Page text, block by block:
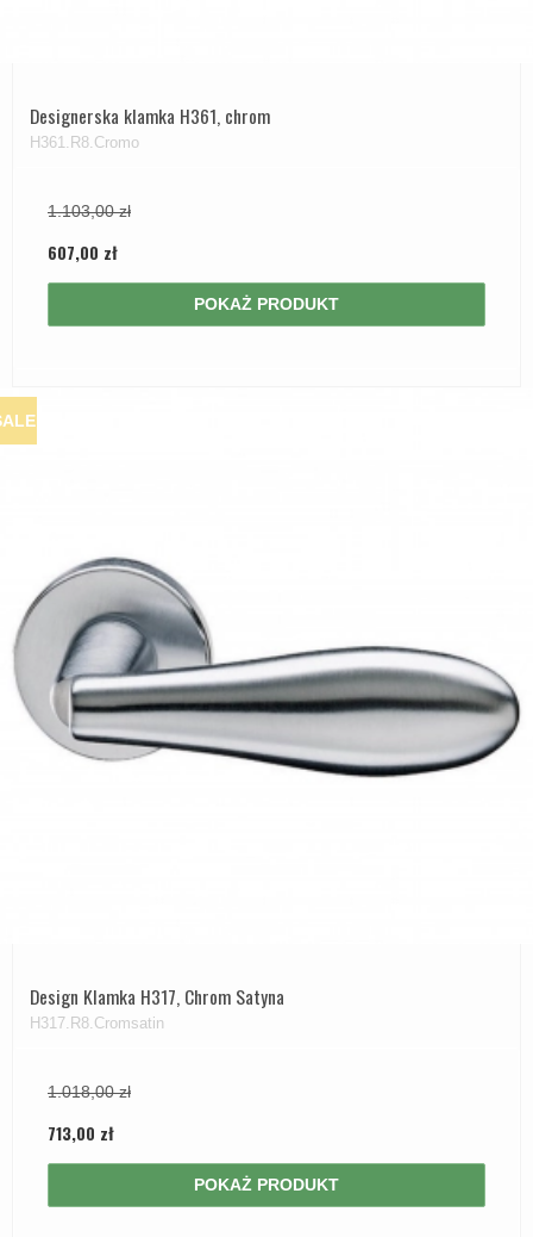
Designerska klamka H361, chrom
H361.R8.Cromo
1.103,00 zł
607,00 zł
POKAŻ PRODUKT
Design Klamka H317, Chrom Satyna
H317.R8.Cromsatin
1.018,00 zł
713,00 zł
POKAŻ PRODUKT